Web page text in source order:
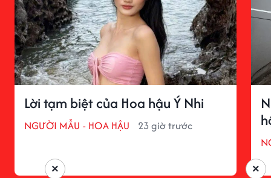
Lời tạm biệt của Hoa hậu Ý Nhi
NGƯỜI MẪU - HOA HẬU 23 giờ trước
×
×